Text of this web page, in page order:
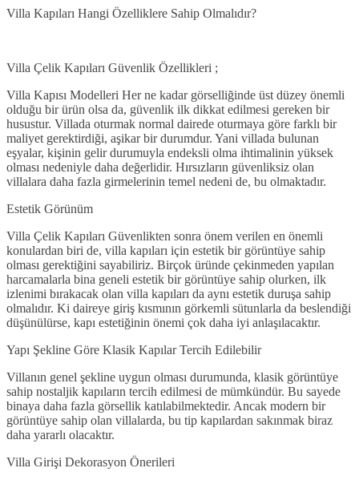
Villa Kapıları Hangi Özelliklere Sahip Olmalıdır?
Villa Çelik Kapıları Güvenlik Özellikleri ;
Villa Kapısı Modelleri Her ne kadar görselliğinde üst düzey önemli
olduğu bir ürün olsa da, güvenlik ilk dikkat edilmesi gereken bir
husustur. Villada oturmak normal dairede oturmaya göre farklı bir
maliyet gerektirdiği, aşikar bir durumdur. Yani villada bulunan
eşyalar, kişinin gelir durumuyla endeksli olma ihtimalinin yüksek
olması nedeniyle daha değerlidir. Hırsızların güvenliksiz olan
villalara daha fazla girmelerinin temel nedeni de, bu olmaktadır.
Estetik Görünüm
Villa Çelik Kapıları Güvenlikten sonra önem verilen en önemli
konulardan biri de, villa kapıları için estetik bir görüntüye sahip
olması gerektiğini sayabiliriz. Birçok üründe çekinmeden yapılan
harcamalarla bina geneli estetik bir görüntüye sahip olurken, ilk
izlenimi bırakacak olan villa kapıları da aynı estetik duruşa sahip
olmalıdır. Ki daireye giriş kısmının görkemli sütunlarla da beslendiği
düşünülürse, kapı estetiğinin önemi çok daha iyi anlaşılacaktır.
Yapı Şekline Göre Klasik Kapılar Tercih Edilebilir
Villanın genel şekline uygun olması durumunda, klasik görüntüye
sahip nostaljik kapıların tercih edilmesi de mümkündür. Bu sayede
binaya daha fazla görsellik katılabilmektedir. Ancak modern bir
görüntüye sahip olan villalarda, bu tip kapılardan sakınmak biraz
daha yararlı olacaktır.
Villa Girişi Dekorasyon Önerileri